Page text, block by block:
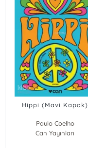
Hippi (Mavi Kapak)
Paulo Coelho
Can Yayınları